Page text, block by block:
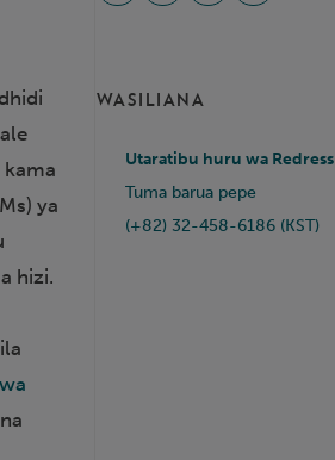
ya
hizi.
WASILIANA
Utaratibu huru wa Redress
Tuma barua pepe
(+82) 32-458-6186 (KST)